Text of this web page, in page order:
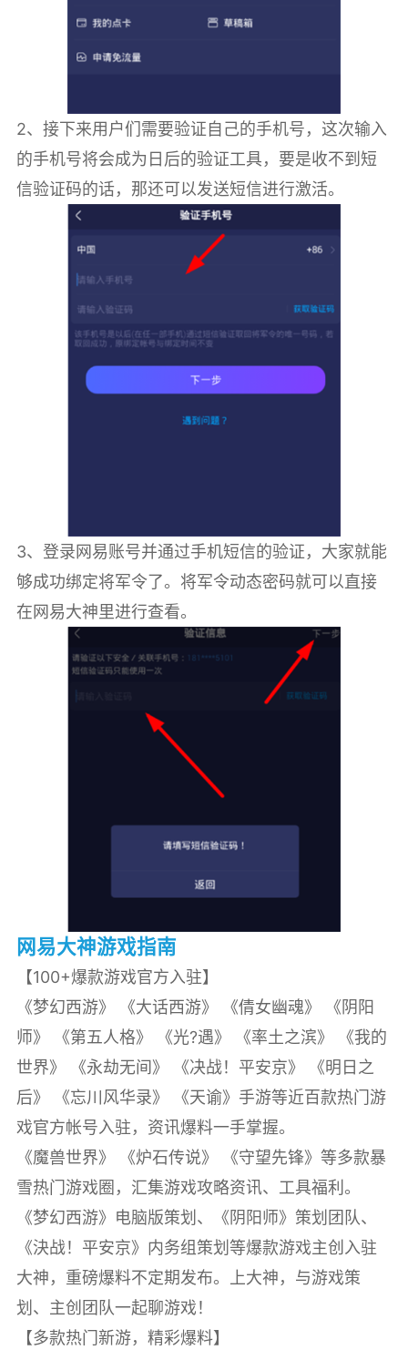
2、接下来用户们需要验证自己的手机号，这次输入
的手机号将会成为日后的验证工具，要是收不到短
信验证码的话，那还可以发送短信进行激活。
3、登录网易账号并通过手机短信的验证，大家就能
够成功绑定将军令了。将军令动态密码就可以直接
在网易大神里进行查看。
网易大神游戏指南
【100+爆款游戏官方入驻】
《梦幻西游》 《大话西游》 《倩女幽魂》 《阴阳
师》 《第五人格》 《光?遇》 《率土之滨》 《我的
世界》 《永劫无间》 《决战！平安京》 《明日之
后》 《忘川风华录》 《天谕》手游等近百款热门游
戏官方帐号入驻，资讯爆料一手掌握。
《魔兽世界》 《炉石传说》 《守望先锋》等多款暴
雪热门游戏圈，汇集游戏攻略资讯、工具福利。
《梦幻西游》电脑版策划、《阴阳师》策划团队、
《決战！平安京》内务组策划等爆款游戏主创入驻
大神，重磅爆料不定期发布。上大神，与游戏策
划、主创团队一起聊游戏！
【多款热门新游，精彩爆料】